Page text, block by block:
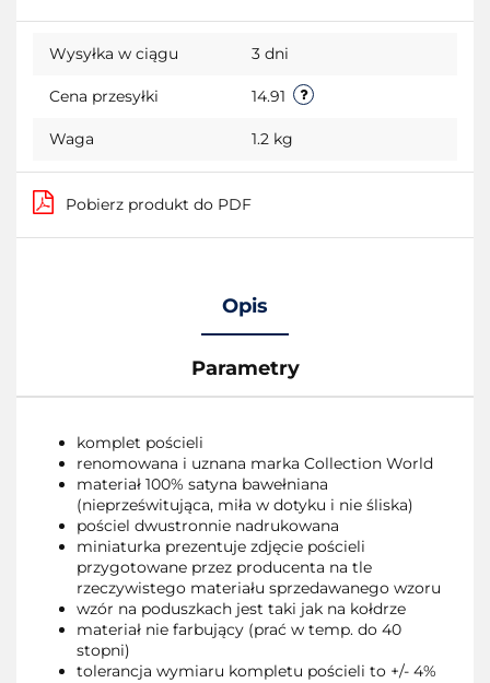
Do
Wysyłka w ciągu 3 dni
Cena przesyłki 14.91
Waga 1.2 kg
Pobierz produkt do PDF
Opis
Parametry
komplet pościeli
renomowana i uznana marka Collection World
materiał 100% satyna bawełniana
(nieprześwitująca, miła w dotyku i nie śliska)
pościel dwustronnie nadrukowana
miniaturka prezentuje zdjęcie pościeli
przygotowane przez producenta na tle
rzeczywistego materiału sprzedawanego wzoru
wzór na poduszkach jest taki jak na kołdrze
materiał nie farbujący (prać w temp. do 40
stopni)
tolerancja wymiaru kompletu pościeli to +/- 4%